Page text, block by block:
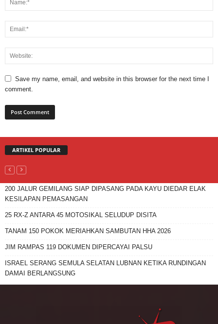
Save my name, email, and website in this browser for the next time I
comment.
ARTIKEL POPULAR
200 JALUR GEMILANG SIAP DIPASANG PADA KAYU DIEDAR ELAK
KESILAPAN PEMASANGAN
25 RX-Z ANTARA 45 MOTOSIKAL SELUDUP DISITA
TANAM 150 POKOK MERIAHKAN SAMBUTAN HHA 2026
JIM RAMPAS 119 DOKUMEN DIPERCAYAI PALSU
ISRAEL SERANG SEMULA SELATAN LUBNAN KETIKA RUNDINGAN
DAMAI BERLANGSUNG